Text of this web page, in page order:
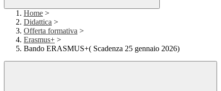
Home >
Didattica >
Offerta formativa >
Erasmus+ >
Bando ERASMUS+( Scadenza 25 gennaio 2026)